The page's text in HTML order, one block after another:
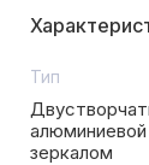
Тип
зеркалом